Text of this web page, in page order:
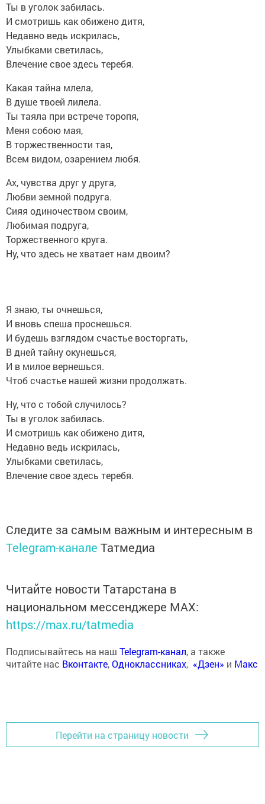
Ты в уголок забилась.
И смотришь как обижено дитя,
Недавно ведь искрилась,
Улыбками светилась,
Влечение свое здесь теребя.
Какая тайна млела,
В душе твоей лилела.
Ты таяла при встрече торопя,
Меня собою мая,
В торжественности тая,
Всем видом, озарением любя.
Ах, чувства друг у друга,
Любви земной подруга.
Сияя одиночеством своим,
Любимая подруга,
Торжественного круга.
Ну, что здесь не хватает нам двоим?
Я знаю, ты очнешься,
И вновь спеша проснешься.
И будешь взглядом счастье восторгать,
В дней тайну окунешься,
И в милое вернешься.
Чтоб счастье нашей жизни продолжать.
Ну, что с тобой случилось?
Ты в уголок забилась.
И смотришь как обижено дитя,
Недавно ведь искрилась,
Улыбками светилась,
Влечение свое здесь теребя.
Следите за самым важным и интересным в
Telegram-канале Татмедиа
Читайте новости Татарстана в
национальном мессенджере MАХ:
https://max.ru/tatmedia
Подписывайтесь на наш Telegram-канал, а также
читайте нас Вконтакте,Одноклассниках, «Дзен» и Макс
Перейти на страницу новости